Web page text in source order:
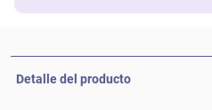
Detalle del producto